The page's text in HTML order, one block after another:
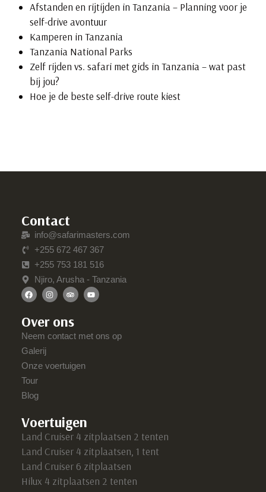
Afstanden en rijtijden in Tanzania – Planning voor je
self-drive avontuur
Kamperen in Tanzania
Tanzania National Parks
Zelf rijden vs. safari met gids in Tanzania – wat past
bij jou?
Hoe je de beste self-drive route kiest
Contact
info@safarimasters.com
+255 672 467 367
+255 753 181 516
Njiro, Arusha - Tanzania
Over ons
Neem contact met ons op
Galerij
Onze voertuigen
Tour
Blog
Voertuigen
Land Cruiser 4 zitplaatsen 2 tenten
Land Cruiser 4 zitplaatsen, 1 tent
Land Cruiser 6 zitplaatsen
Hilux 4 zitplaatsen 2 tenten